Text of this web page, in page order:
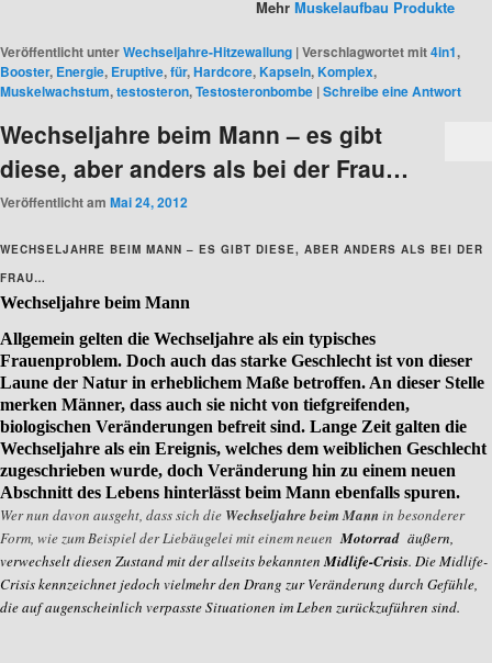
Mehr Muskelaufbau Produkte
Veröffentlicht unterWechseljahre-Hitzewallung |Verschlagwortet mit4in1,
Booster, Energie, Eruptive,für,Hardcore,Kapseln,Komplex,
Muskelwachstum,testosteron,Testosteronbombe |Schreibe eine Antwort
Wechseljahre beim Mann – es gibt
diese, aber anders als bei der Frau…
Veröffentlicht am Mai 24, 2012
WECHSELJAHRE BEIM MANN – ES GIBT DIESE, ABER ANDERS ALS BEI DER
FRAU…
Wechseljahre beim Mann
Allgemein gelten die Wechseljahre als ein typisches
Frauenproblem. Doch auch das starke Geschlecht ist von dieser
Laune der Natur in erheblichem Maße betroffen. An dieser Stelle
merken Männer, dass auch sie nicht von tiefgreifenden,
biologischen Veränderungen befreit sind. Lange Zeit galten die
Wechseljahre als ein Ereignis, welches dem weiblichen Geschlecht
zugeschrieben wurde, doch Veränderung hin zu einem neuen
Abschnitt des Lebens hinterlässt beim Mann ebenfalls spuren.
Wer nun davon ausgeht, dass sich die Wechseljahre beim Mannin besonderer
Form, wie zum Beispiel der Liebäugelei mit einem neuenMotorrad äußern,
verwechselt diesen Zustand mit der allseits bekanntenMidlife-Crisis. Die Midlife-
Crisis kennzeichnet jedoch vielmehr den Drang zur Veränderung durch Gefühle,
die auf augenscheinlich verpasste Situationen im Leben zurückzuführen sind.